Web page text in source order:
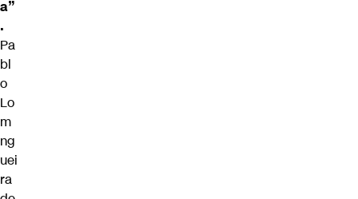
a”
.
Pa
bl
o
Lo
m
ng
uei
ra